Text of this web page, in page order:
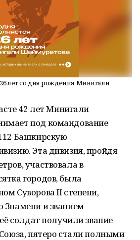
лет со дня рождения Минигали
42 лет Минигали
под командование
Башкирскую
Эта дивизия, пройдя
участвовала в
городов, была
Суворова II степени,
Знамени и званием
солдат получили звание
пятеро стали полными